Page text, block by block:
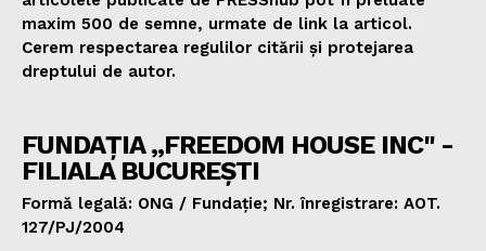
maxim 500 de semne, urmate de link la articol.
Cerem respectarea regulilor citării și protejarea
dreptului de autor.
FUNDAȚIA „FREEDOM HOUSE INC" -
FILIALA BUCUREȘTI
Formă legală: ONG / Fundație; Nr. înregistrare: AOT.
127/PJ/2004